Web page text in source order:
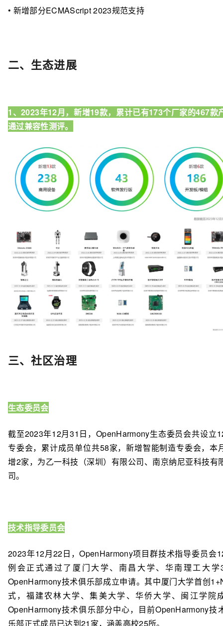
• 新增部分ECMAScript 2023规范支持
二、生态进展
1、2023年12月，新增19款，累计已有173个厂家的467款
通过兼容性测评。
三、社区治理
生态委员会
截至2023年12月31日，OpenHarmony生态委员会共设立
专委会，累计成员单位共58家，新增智能制造专委会，本
增2家，为乙一科技（深圳）有限公司、南京纳尼亚科技有
司。
技术指导委员会
2023年12月22日，OpenHarmony项目群技术指导委员会
例会正式通过了厦门大学、南昌大学、华南理工大学
OpenHarmony技术俱乐部成立申请。其中厦门大学首创
式，福建农林大学、集美大学、华侨大学、闽江学院
OpenHarmony技术俱乐部分中心，目前OpenHarmony技
乐部正式成员已达到21家，涵盖高校25所。